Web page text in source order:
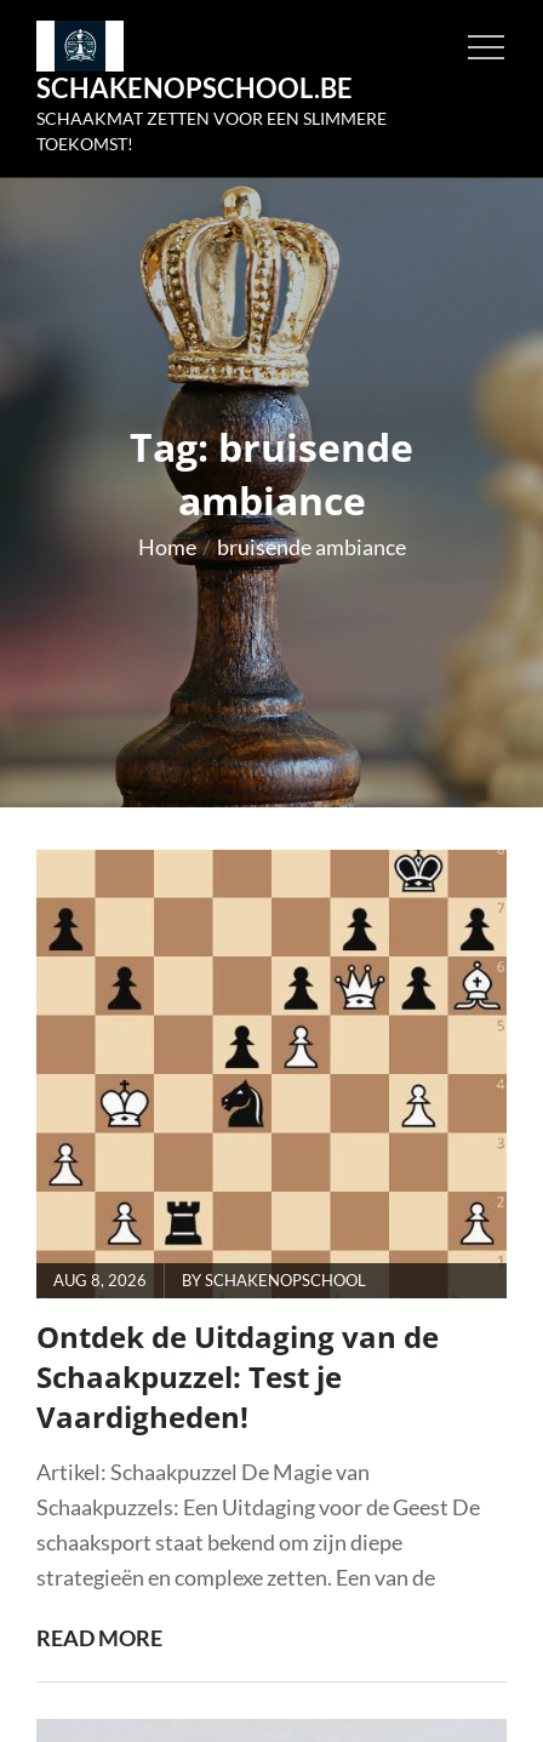
Skip
contentSCHAKENOPSCHOOL.BE
SCHAAKMAT ZETTEN VOOR EEN SLIMMERE
TOEKOMST!
Tag:bruisende
ambiance
Home bruisende ambiance
POSTED
ON
AUG 8, 2026 BYSCHAKENOPSCHOOL
Ontdek de Uitdaging van de
Schaakpuzzel: Test je
Vaardigheden!
Artikel: Schaakpuzzel De Magie van
Schaakpuzzels: Een Uitdaging voor de Geest De
schaaksport staat bekend om zijn diepe
strategieën en complexe zetten. Een van de
READ MOREONTDEK